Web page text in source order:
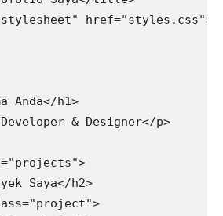
href="styles.css">
Anda</h1>
& Designer</p>
Saya</h2>